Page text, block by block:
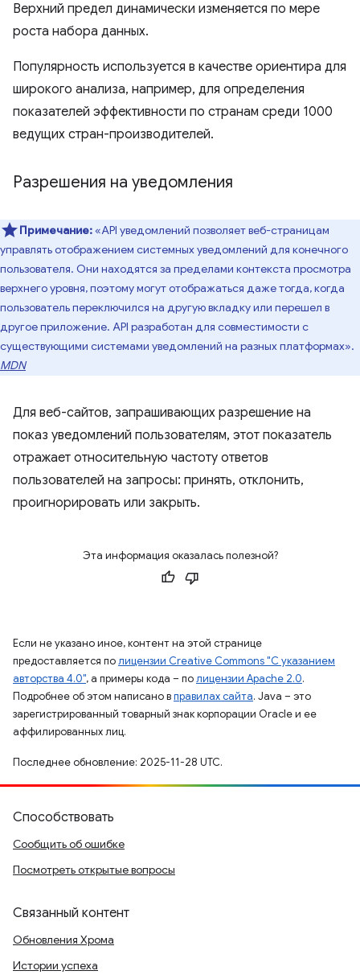
Верхний предел динамически изменяется по мере
роста набора данных.
Популярность используется в качестве ориентира для
широкого анализа, например, для определения
показателей эффективности по странам среди 1000
ведущих стран-производителей.
Разрешения на уведомления
Примечание:«API уведомлений позволяет веб-страницам
управлять отображением системных уведомлений для конечного
пользователя. Они находятся за пределами контекста просмотра
верхнего уровня, поэтому могут отображаться даже тогда, когда
пользователь переключился на другую вкладку или перешел в
другое приложение. API разработан для совместимости с
существующими системами уведомлений на разных платформах».
MDN
Для веб-сайтов, запрашивающих разрешение на
показ уведомлений пользователям, этот показатель
отражает относительную частоту ответов
пользователей на запросы: принять, отклонить,
проигнорировать или закрыть.
Эта информация оказалась полезной?
Если не указано иное, контент на этой странице
предоставляется полицензии Creative Commons "С указанием
авторства 4.0", а примеры кода – полицензии Apache 2.0.
Подробнее об этом написано вправилах сайта. Java – это
зарегистрированный товарный знак корпорации Oracle и ее
аффилированных лиц.
Последнее обновление: 2025-11-28 UTC.
Способствовать
Сообщить об ошибке
Посмотреть открытые вопросы
Связанный контент
Обновления Хрома
Истории успеха